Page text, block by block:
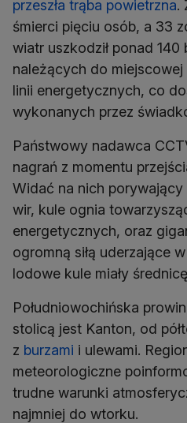
przeszła trąba powietrzna.
śmierci pięciu osób, a 33
wiatr uszkodził ponad 140
należących do
linii energetycznych, co
wykonanych przez
Państwowy nadawca
nagrań z momentu
Widać na nich
wir, kule ognia
energetycznych, oraz
ogromną siłą uderzające
lodowe kule miały
Południowochińska
stolicą jest Kanton, od
z burzami i ulewami.
meteorologiczne
trudne warunki
najmniej do wtorku.